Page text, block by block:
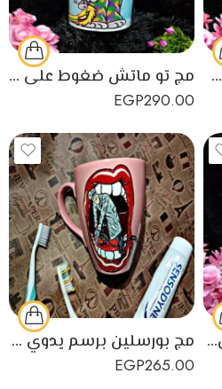
مج بورسلين حراري هاند ميد بني تصميم تو ماتش ضغوط على كتكوت صغنطوت مج تو ماتش ضغوط على كتكوت صغنطوت مصنوع من البورسلين
EGP290.00
مج حراري بتصميم نينيني مصنوع من البورسلين مج بورسلين برسم يدوي للعناية بالأسنان
EGP265.00